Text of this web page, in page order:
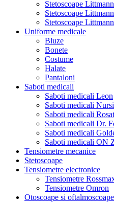
Stetoscoape
Stetoscoape
Stetoscoape
Uniforme medicale
Bluze
Bonete
Costume
Halate
Pantaloni
Saboti medicali
Saboti medicali Leon
Saboti medicali
Saboti medicali
Saboti medicali Dr.
Saboti medicali
Saboti medicali ON
Tensiometre mecanice
Stetoscoape
Tensiometre electronice
Tensiometre
Tensiometre Omron
Otoscoape si oftalmoscoape